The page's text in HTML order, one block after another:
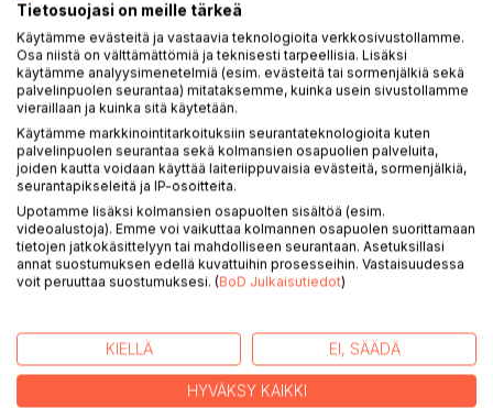
KUVAUS
Olen kirjoittanut tämän kirjan ensisijaisesti itselleni. Koin
minulle opetetun kristinuskon kanssa paljon bugeja
sovelluksissa ja toiminnoissa, ja lopulta koin koko
käyttöjärjestelmän kaatumisen. Siksi päätin alkaa tutkimaan
pureskellun takaa. Annoin mielelleni ja alitajunnalleni käskyn
alkaa hahmottamaan mitä on kristinuskon taustalla.
Kirjassa pyrin tuomaan esille sen, mitä mielestä lopulta
Tietosuojasi on meille tärkeä
Käytämme evästeitä ja vastaavia teknologioita verkkosivustollamme.
Osa niistä on välttämättömiä ja teknisesti tarpeellisia. Lisäksi
käytämme analyysimenetelmiä (esim. evästeitä tai sormenjälkiä sekä
palvelinpuolen seurantaa) mitataksemme, kuinka usein sivustollamme
vieraillaan ja kuinka sitä käytetään.
Käytämme markkinointitarkoituksiin seurantateknologioita kuten
palvelinpuolen seurantaa sekä kolmansien osapuolien palveluita,
joiden kautta voidaan käyttää laiteriippuvaisia evästeitä, sormenjälkiä,
seurantapikseleitä ja IP-osoitteita.
Upotamme lisäksi kolmansien osapuolten sisältöä (esim.
videoalustoja). Emme voi vaikuttaa kolmannen osapuolen suorittamaan
tietojen jatkokäsittelyyn tai mahdolliseen seurantaan. Asetuksillasi
annat suostumuksen edellä kuvattuihin prosesseihin. Vastaisuudessa
voit peruuttaa suostumuksesi. (BoD Julkaisutiedot)
KIELLÄ EI, SÄÄDÄ
HYVÄKSY KAIKKI